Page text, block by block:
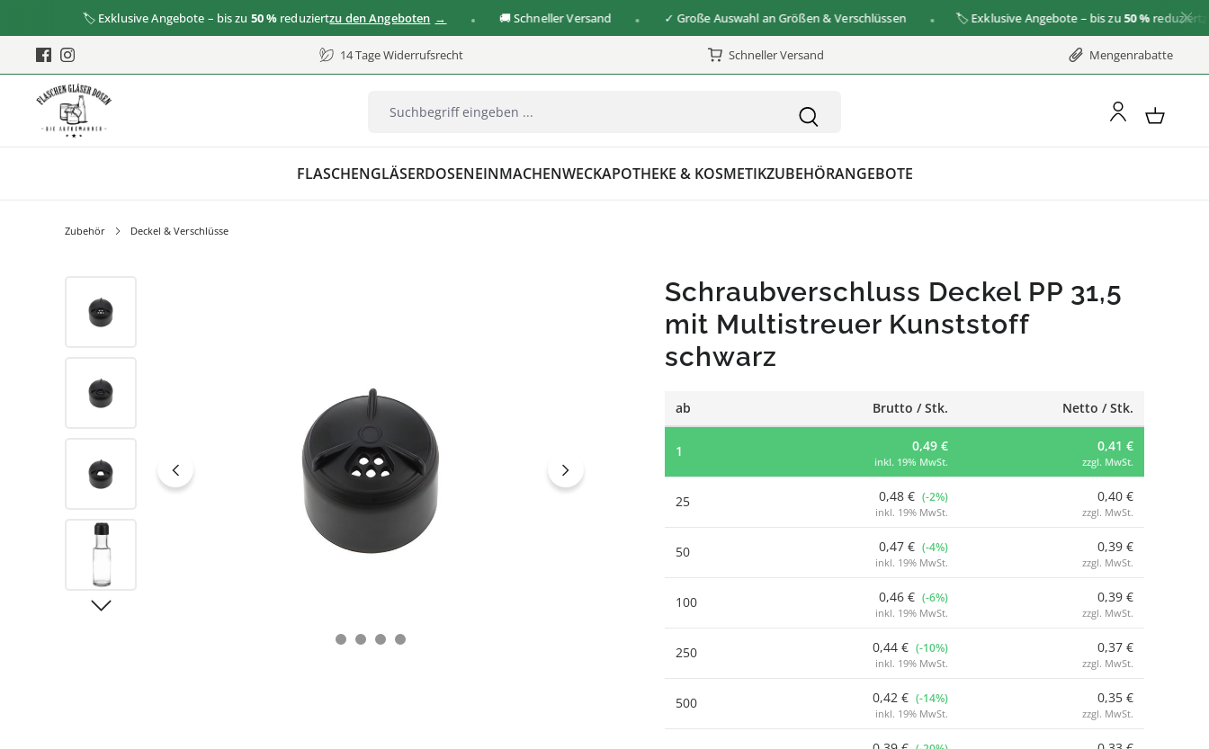
🏷️ Exklusive Angebote – bis zu50 % reduziertzu den Angeboten 🚚 Schneller Versand ✓ Große Auswahl an Größen & Verschlüssen 🏷️ Exklusive Angebote – bis zu50 %reduziertzu
14 Tage Widerrufsrecht Schneller Versand Mengenrabatte
FLASCHENGLÄSERDOSENEINMACHENWECKAPOTHEKE & KOSMETIKZUBEHÖRANGEBOTE
Zubehör Deckel & Verschlüsse
Schraubverschluss Deckel PP 31,5
mit Multistreuer Kunststoff
schwarz
ab Brutto / Stk. Netto / Stk.
1 0,49 €
inkl. 19% MwSt.
0,41 €
zzgl. MwSt.
25 0,48 € (-2%)
inkl. 19% MwSt.
0,40 €
zzgl. MwSt.
50 0,47 € (-4%)
inkl. 19% MwSt.
0,39 €
zzgl. MwSt.
100 0,46 € (-6%)
inkl. 19% MwSt.
0,39 €
zzgl. MwSt.
250 0,44 € (-10%)
inkl. 19% MwSt.
0,37 €
zzgl. MwSt.
500 0,42 € (-14%)
inkl. 19% MwSt.
0,35 €
zzgl. MwSt.